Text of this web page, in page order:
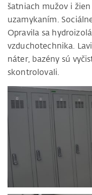
šatniach mužov i
uzamykaním.
Opravila sa
vzduchotechnika.
náter, bazény sú
skontrolovali.